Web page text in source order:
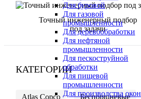
Для буровой
Для газовой
промышленности
Для деревообработки
Для нефтяной
промышленности
Для пескоструйной
обработки
Для пищевой
промышленности
Для производства окон
Точный инженерный подбор
под задачи
КАТЕГОРИИ
Atlas Copco Беспоршневые